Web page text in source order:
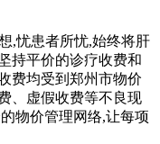
忧患者所忧,始终将肝
持平价的诊疗收费和
费均受到郑州市物价
、虚假收费等不良现
物价管理网络,让每项